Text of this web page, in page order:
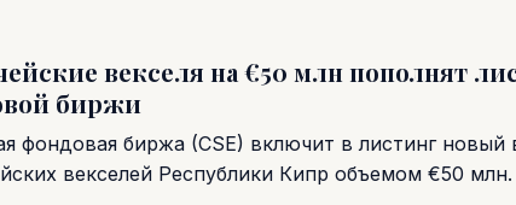
векселя на €50 млн пополнят
биржи
фондовая биржа (CSE) включит в листинг новый
векселей Республики Кипр объемом €50 млн.